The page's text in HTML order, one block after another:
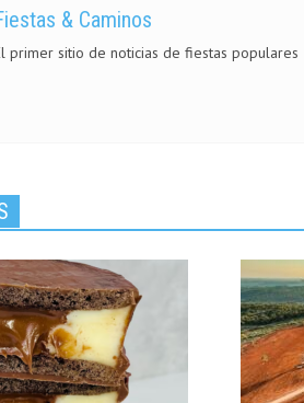
& Caminos
primer sitio de noticias de fiestas populares